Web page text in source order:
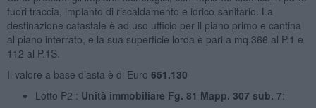
fuori traccia, impianto di riscaldamento e idrico-sanitario. La
destinazione catastale è ad uso ufficio per il piano primo e cantina
al piano interrato, e la sua superficie lorda è pari a mq.366 al P.1 e
112 al P.1S.
Il valore a base d’asta è di Euro 651.130
Lotto P2 : Unità immobiliare Fg. 81 Mapp. 307 sub. 7: